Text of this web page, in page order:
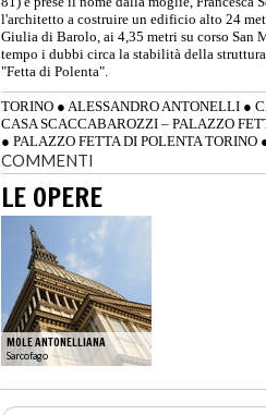
l'architetto a costruire un edificio alto 24
Giulia di Barolo, ai 4,35 metri su corso San
tempo i dubbi circa la stabilità della
"Fetta di Polenta".
TORINO ● ALESSANDRO ANTONELLI ●
CASA SCACCABAROZZI – PALAZZO
● PALAZZO FETTA DI POLENTA TORINO
COMMENTI
LE OPERE
MOLE ANTONELLIANA
Sarcofago